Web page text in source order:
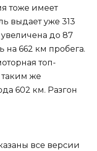
тоже имеет
выдает уже 313
увеличена до 87
на 662 км пробега.
топ-
таким же
602 км. Разгон